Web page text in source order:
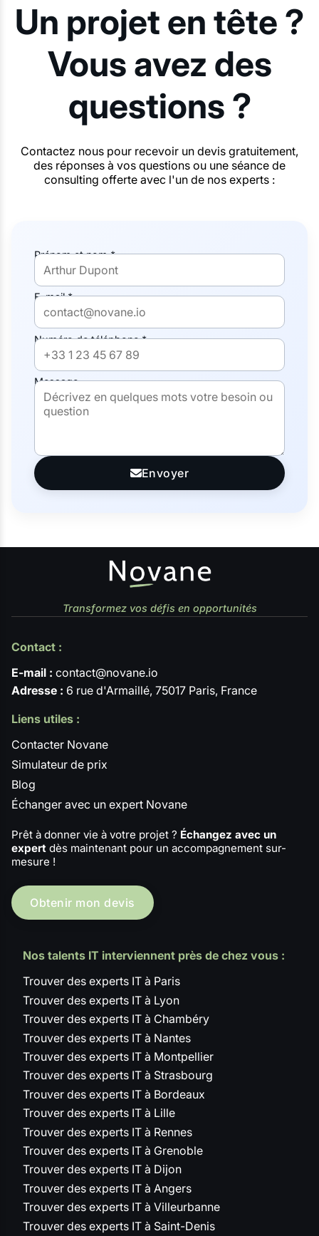
Un projet en tête ?
Vous avez des
questions ?
Contactez nous pour recevoir un devis gratuitement,
des réponses à vos questions ou une séance de
consulting offerte avec l'un de nos experts :
Prénom et nom *
E-mail *
Numéro de téléphone *
Message
Envoyer
Transformez vos défis en opportunités
Contact :
E-mail : contact@novane.io
Adresse : 6 rue d'Armaillé, 75017 Paris, France
Liens utiles :
Contacter Novane
Simulateur de prix
Blog
Échanger avec un expert Novane
Prêt à donner vie à votre projet ? Échangez avec un
expert dès maintenant pour un accompagnement sur-
mesure !
Obtenir mon devis
Nos talents IT interviennent près de chez vous :
Trouver des experts IT à Paris
Trouver des experts IT à Lyon
Trouver des experts IT à Chambéry
Trouver des experts IT à Nantes
Trouver des experts IT à Montpellier
Trouver des experts IT à Strasbourg
Trouver des experts IT à Bordeaux
Trouver des experts IT à Lille
Trouver des experts IT à Rennes
Trouver des experts IT à Grenoble
Trouver des experts IT à Dijon
Trouver des experts IT à Angers
Trouver des experts IT à Villeurbanne
Trouver des experts IT à Saint-Denis